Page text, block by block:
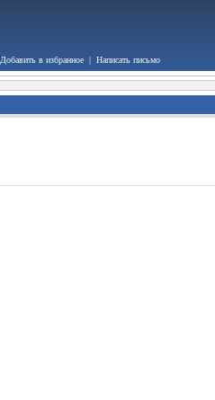
Добавить в избранное | Написать письмо